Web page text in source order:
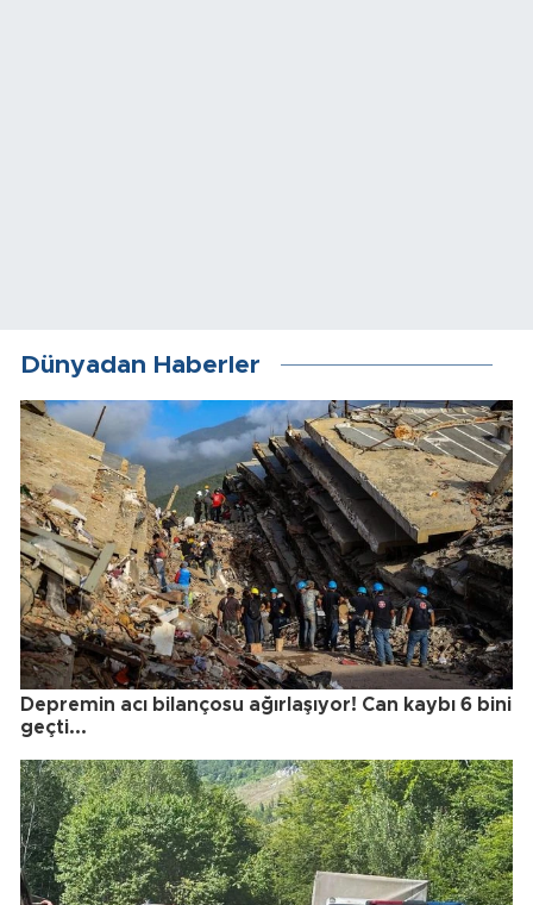
Dünyadan Haberler
Depremin acı bilançosu ağırlaşıyor! Can kaybı 6 bini
geçti...